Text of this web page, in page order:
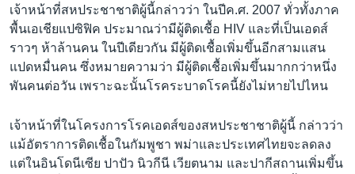
เจ้าหน้าที่สหประชาชาติผู้นี้กล่าวว่า ในปีค.ศ. 2007 ทั่วทั้งภาค
พื้นเอเชียแปซิฟิค ประมาณว่ามีผู้ติดเชื้อ HIV และที่เป็นเอดส์
ราวๆ ห้าล้านคน ในปีเดียวกัน มีผู้ติดเชื้อเพิ่มขึ้นอีกสามแสน
แปดหมื่นคน ซึ่งหมายความว่า มีผู้ติดเชื้อเพิ่มขึ้นมากกว่าหนึ่ง
พันคนต่อวัน เพราะฉะนั้นโรคระบาดโรคนี้ยังไม่หายไปไหน
เจ้าหน้าที่ในโครงการโรคเอดส์ของสหประชาชาติผู้นี้ กล่าวว่า
แม้อัตราการติดเชื้อในกัมพูชา พม่าและประเทศไทยจะลดลง
แต่ในอินโดนีเซีย ปาปัว นิวกีนี เวียตนาม และปากีสถานเพิ่มขึ้น